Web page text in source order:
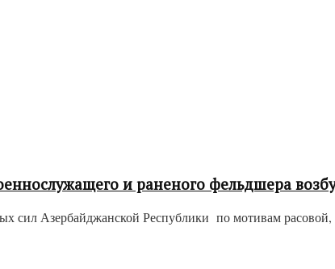
и раненого фельдшера
сил Азербайджанской Республики по мотивам